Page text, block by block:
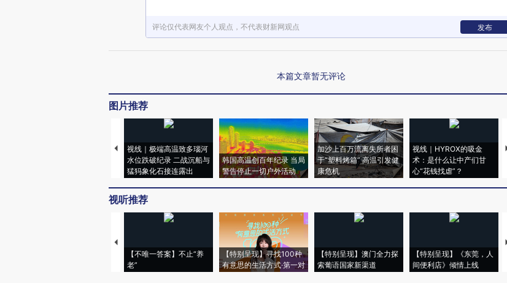
评论仅代表网友个人观点，不代表财新网观点 发布
本篇文章暂无评论
图片推荐
视线｜极端高温致多瑙河
水位跌破纪录 二战沉船与
猛犸象化石接连露出
韩国高温创百年纪录 当局
警告停止一切户外活动
加沙上百万流离失所者困
于“塑料烤箱” 高温引发健
康危机
视线｜HYROX的吸金
术：是什么让中产们甘
心“花钱找虐”？
视听推荐
【不唯一答案】不止“养
老”
【特别呈现】寻找100种
有意思的生活方式·第一对
【特别呈现】澳门全力探
索葡语国家新渠道
【特别呈现】《东莞，人
间便利店》倾情上线